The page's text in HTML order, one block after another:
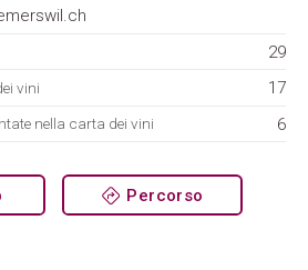
29
vini 17
nella carta dei vini 6
Percorso